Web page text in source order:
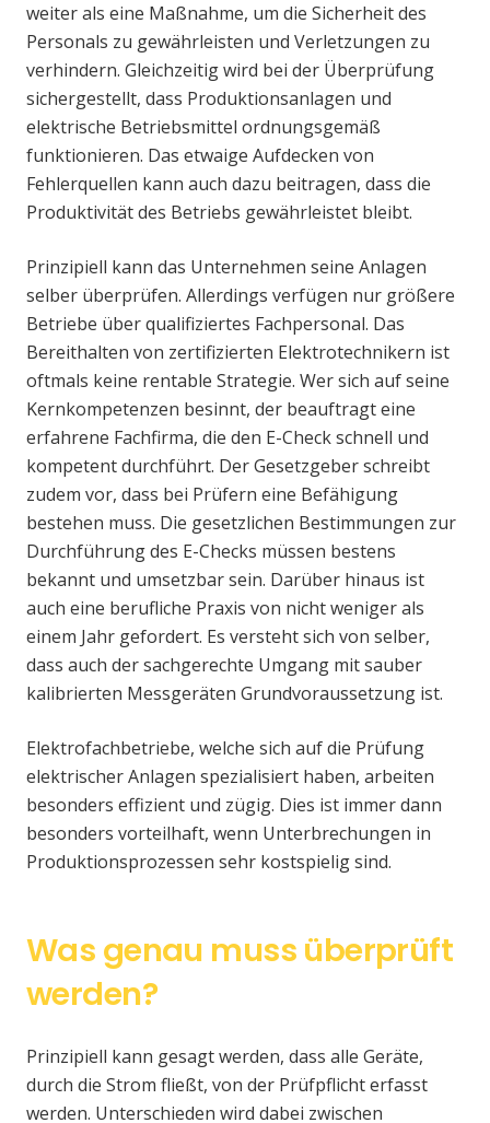
weiter als eine Maßnahme, um die Sicherheit des
Personals zu gewährleisten und Verletzungen zu
verhindern. Gleichzeitig wird bei der Überprüfung
sichergestellt, dass Produktionsanlagen und
elektrische Betriebsmittel ordnungsgemäß
funktionieren. Das etwaige Aufdecken von
Fehlerquellen kann auch dazu beitragen, dass die
Produktivität des Betriebs gewährleistet bleibt.
Prinzipiell kann das Unternehmen seine Anlagen
selber überprüfen. Allerdings verfügen nur größere
Betriebe über qualifiziertes Fachpersonal. Das
Bereithalten von zertifizierten Elektrotechnikern ist
oftmals keine rentable Strategie. Wer sich auf seine
Kernkompetenzen besinnt, der beauftragt eine
erfahrene Fachfirma, die den E-Check schnell und
kompetent durchführt. Der Gesetzgeber schreibt
zudem vor, dass bei Prüfern eine Befähigung
bestehen muss. Die gesetzlichen Bestimmungen zur
Durchführung des E-Checks müssen bestens
bekannt und umsetzbar sein. Darüber hinaus ist
auch eine berufliche Praxis von nicht weniger als
einem Jahr gefordert. Es versteht sich von selber,
dass auch der sachgerechte Umgang mit sauber
kalibrierten Messgeräten Grundvoraussetzung ist.
Elektrofachbetriebe, welche sich auf die Prüfung
elektrischer Anlagen spezialisiert haben, arbeiten
besonders effizient und zügig. Dies ist immer dann
besonders vorteilhaft, wenn Unterbrechungen in
Produktionsprozessen sehr kostspielig sind.
Was genau muss überprüft
werden?
Prinzipiell kann gesagt werden, dass alle Geräte,
durch die Strom fließt, von der Prüfpflicht erfasst
werden. Unterschieden wird dabei zwischen